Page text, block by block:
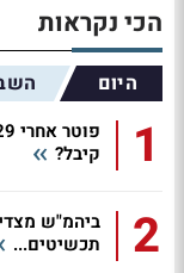
הכי נקראות
היום
1
קיבל?
2
ביהמ"ש
תכשיטים...